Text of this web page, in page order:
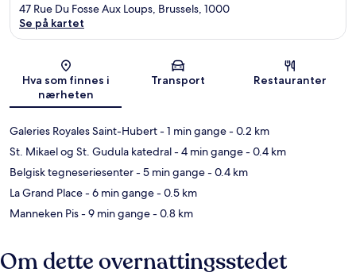
Kart
47 Rue Du Fosse Aux Loups, Brussels, 1000
Se på kartet
Hva som finnes i
nærheten
Transport Restauranter
Galeries Royales Saint-Hubert- 1 min gange- 0.2 km
St. Mikael og St. Gudula katedral- 4 min gange- 0.4 km
Belgisk tegneseriesenter- 5 min gange- 0.4 km
La Grand Place- 6 min gange- 0.5 km
Manneken Pis- 9 min gange- 0.8 km
Om dette overnattingsstedet